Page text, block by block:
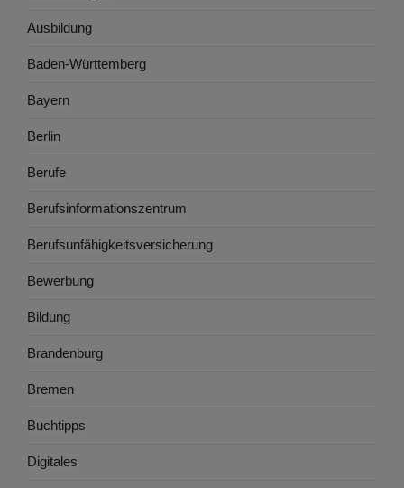
Ausbildung
Baden-Württemberg
Bayern
Berlin
Berufe
Berufsinformationszentrum
Berufsunfähigkeitsversicherung
Bewerbung
Bildung
Brandenburg
Bremen
Buchtipps
Digitales